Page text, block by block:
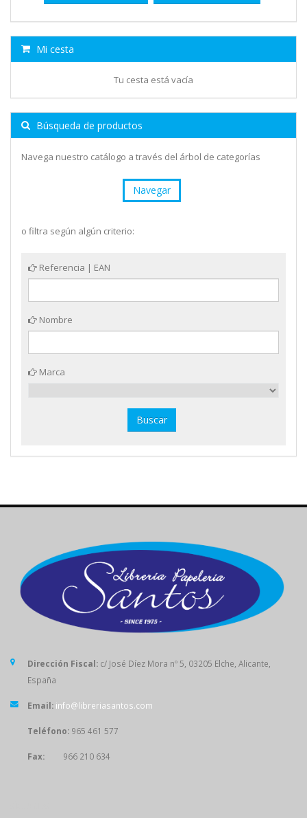
Mi cesta
Tu cesta está vacía
Búsqueda de productos
Navega nuestro catálogo a través del árbol de categorías
Navegar
o filtra según algún criterio:
Referencia | EAN
Nombre
Marca
Dirección Fiscal: c/ José Díez Mora nº 5, 03205 Elche, Alicante,
España
Email: info@libreriasantos.com
Teléfono: 965 461 577
Fax: 966 210 634